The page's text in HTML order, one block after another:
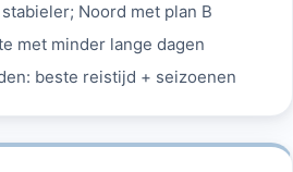
Noord met plan B
met minder lange dagen
beste reistijd + seizoenen